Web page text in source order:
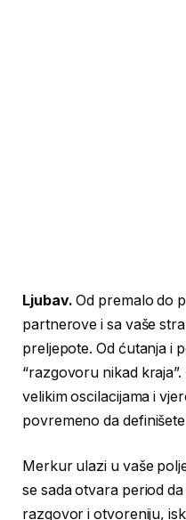
Ljubav. Od premalo do
partnerove i sa vaše
preljepote. Od ćutanja i
“razgovoru nikad
velikim oscilacijama i
povremeno da
Merkur ulazi u vaše
se sada otvara period
razgovor i otvoreniju,